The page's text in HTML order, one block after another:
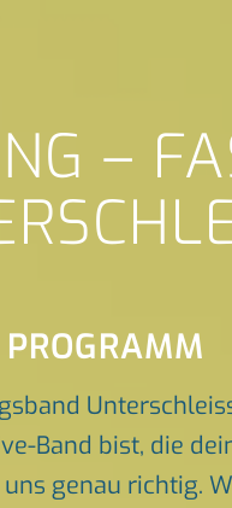
–
Band bist, die
genau richtig.